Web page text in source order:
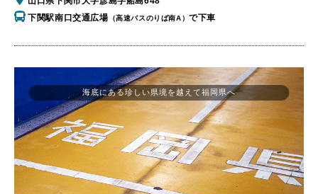
下関駅南口交通広場 （高速バスのりば南A）で下車
海底にある珍しい県境を越えて福岡県へ